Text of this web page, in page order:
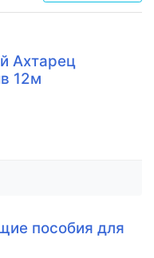
Ахтарец
12м
пособия для